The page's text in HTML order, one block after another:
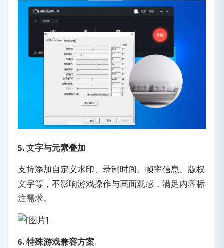
5. 文字与元素叠加
支持添加自定义水印、录制时间、帧率信息、版权
文字等，不影响游戏操作与画面观感，满足内容标
注需求。
6. 特殊游戏兼容方案